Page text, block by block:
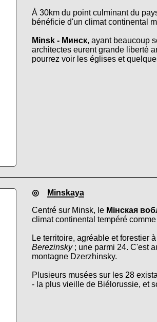
À 30km du point culminant du
bénéficie d'un climat continental
Minsk - Минск, ayant beaucoup
architectes eurent grande liberté
pourrez voir les églises et
◎
Minskaya
Centré sur Minsk, le Мінская
climat continental tempéré
Le territoire, agréable et forestier
Berezinsky; une parmi 24. C'est
montagne Dzerzhinsky.
Plusieurs musées sur les 28
- la plus vieille de Biélorussie, et